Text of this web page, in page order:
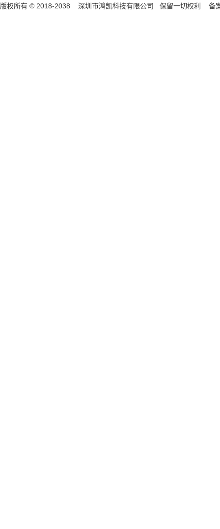
版权所有 © 2018-2038 深圳市鸿凯科技有限公司 保留一切权利 备